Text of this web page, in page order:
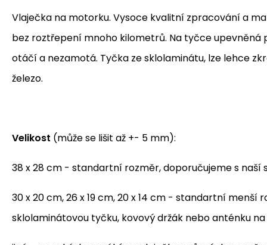
Vlaječka na motorku. Vysoce kvalitní zpracování a
bez roztřepení mnoho kilometrů. Na tyčce upevněná
otáčí a nezamotá. Tyčka ze sklolaminátu, lze lehce
železo.
Velikost (může se lišit až +- 5 mm):
38 x 28 cm - standartní rozměr, doporučujeme s naší
30 x 20 cm, 26 x 19 cm, 20 x 14 cm - standartní menší
sklolaminátovou tyčku, kovový držák nebo anténku